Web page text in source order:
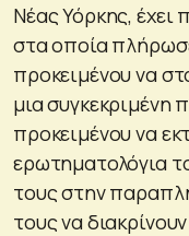
Νέας Υόρκης,
στα οποία
προκειμένου να
μια συγκεκριμένη
προκειμένου να
ερωτηματολόγια
τους στην
τους να